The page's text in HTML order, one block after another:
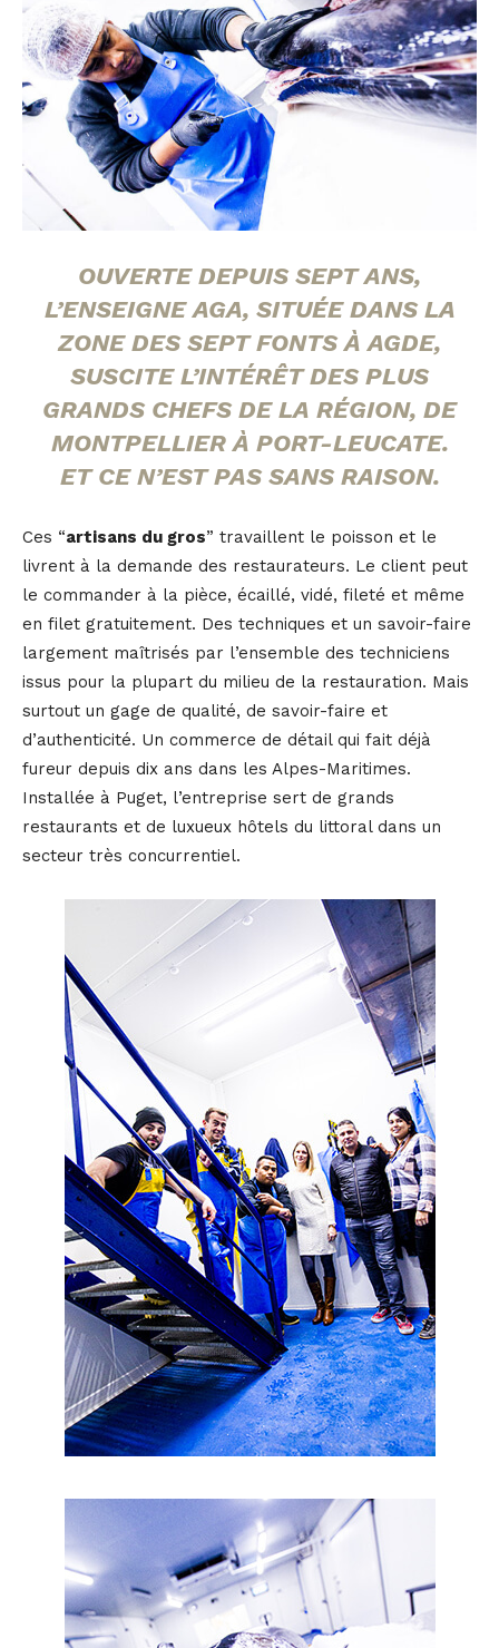
OUVERTE DEPUIS SEPT ANS,
L’ENSEIGNE AGA, SITUÉE DANS LA
ZONE DES SEPT FONTS À AGDE,
SUSCITE L’INTÉRÊT DES PLUS
GRANDS CHEFS DE LA RÉGION, DE
MONTPELLIER À PORT-LEUCATE.
ET CE N’EST PAS SANS RAISON.
Ces “artisans du gros” travaillent le poisson et le
livrent à la demande des restaurateurs. Le client peut
le commander à la pièce, écaillé, vidé, fileté et même
en filet gratuitement. Des techniques et un savoir-faire
largement maîtrisés par l’ensemble des techniciens
issus pour la plupart du milieu de la restauration. Mais
surtout un gage de qualité, de savoir-faire et
d’authenticité. Un commerce de détail qui fait déjà
fureur depuis dix ans dans les Alpes-Maritimes.
Installée à Puget, l’entreprise sert de grands
restaurants et de luxueux hôtels du littoral dans un
secteur très concurrentiel.